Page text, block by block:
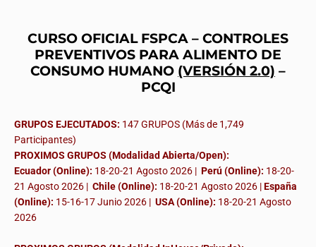
CURSO OFICIAL FSPCA – CONTROLES
PREVENTIVOS PARA ALIMENTO DE
CONSUMO HUMANO (VERSIÓN 2.0) –
PCQI
GRUPOS EJECUTADOS: 147 GRUPOS (Más de 1,749
Participantes)
PROXIMOS GRUPOS (Modalidad Abierta/Open):
Ecuador (Online): 18-20-21 Agosto 2026 | Perú (Online): 18-20-
21 Agosto 2026 | Chile (Online): 18-20-21 Agosto 2026 |España
(Online): 15-16-17 Junio 2026 | USA (Online): 18-20-21 Agosto
2026